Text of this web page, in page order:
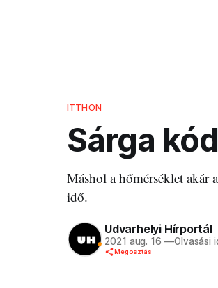
ITTHON
Sárga
Máshol a hőmérséklet akár
idő.
Udvarhelyi Hírportál
2021 aug. 16 —Olvasási
Megosztás